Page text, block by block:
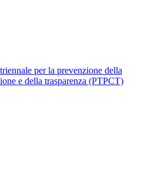
per la prevenzione della
e della trasparenza (PTPCT)